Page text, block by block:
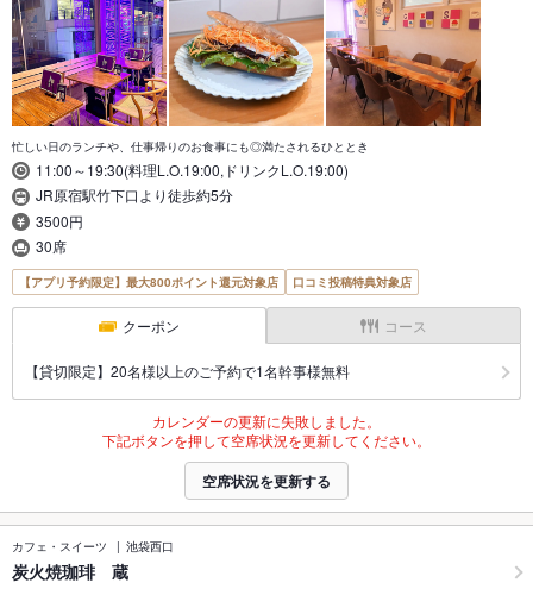
忙しい日のランチや、仕事帰りのお食事にも◎満たされるひととき
11:00～19:30(料理L.O.19:00,ドリンクL.O.19:00)
JR原宿駅竹下口より徒歩約5分
3500円
30席
【アプリ予約限定】最大800ポイント還元対象店 口コミ投稿特典対象店
クーポン コース
【貸切限定】20名様以上のご予約で1名幹事様無料
カレンダーの更新に失敗しました。
下記ボタンを押して空席状況を更新してください。
空席状況を更新する
カフェ・スイーツ 池袋西口
炭火焼珈琲 蔵